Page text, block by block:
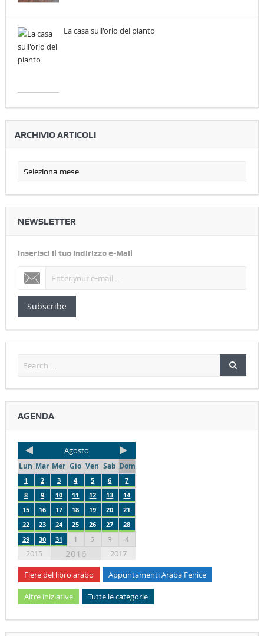
La casa sull'orlo del pianto
ARCHIVIO ARTICOLI
NEWSLETTER
Inserisci il tuo indirizzo e-Mail
Subscribe
AGENDA
Agosto
Lun Mar Mer Gio Ven Sab Dom
1 2 3 4 5 6
7
8
9 10 11 12 13
14
15
16 17 18 19 20
21
22
23 24 25 26 27
28
29
30 31 1 2 3 4
2015 2016
2017
Fiere del libro arabo
Appuntamenti Araba Fenice
Altre iniziative Tutte le categorie